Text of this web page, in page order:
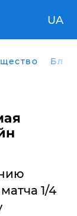
UA
1/4